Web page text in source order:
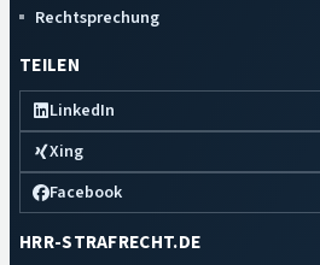
Rechtsprechung
TEILEN
LinkedIn
Xing
Facebook
HRR-STRAFRECHT.DE